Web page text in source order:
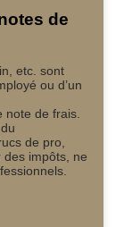
de
etc. sont
ou d’un
note de frais.
de pro,
des impôts, ne